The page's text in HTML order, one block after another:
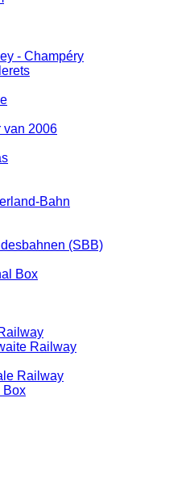
- Champéry
van 2006
Bahn
(SBB)
Box
Railway
Railway
Box